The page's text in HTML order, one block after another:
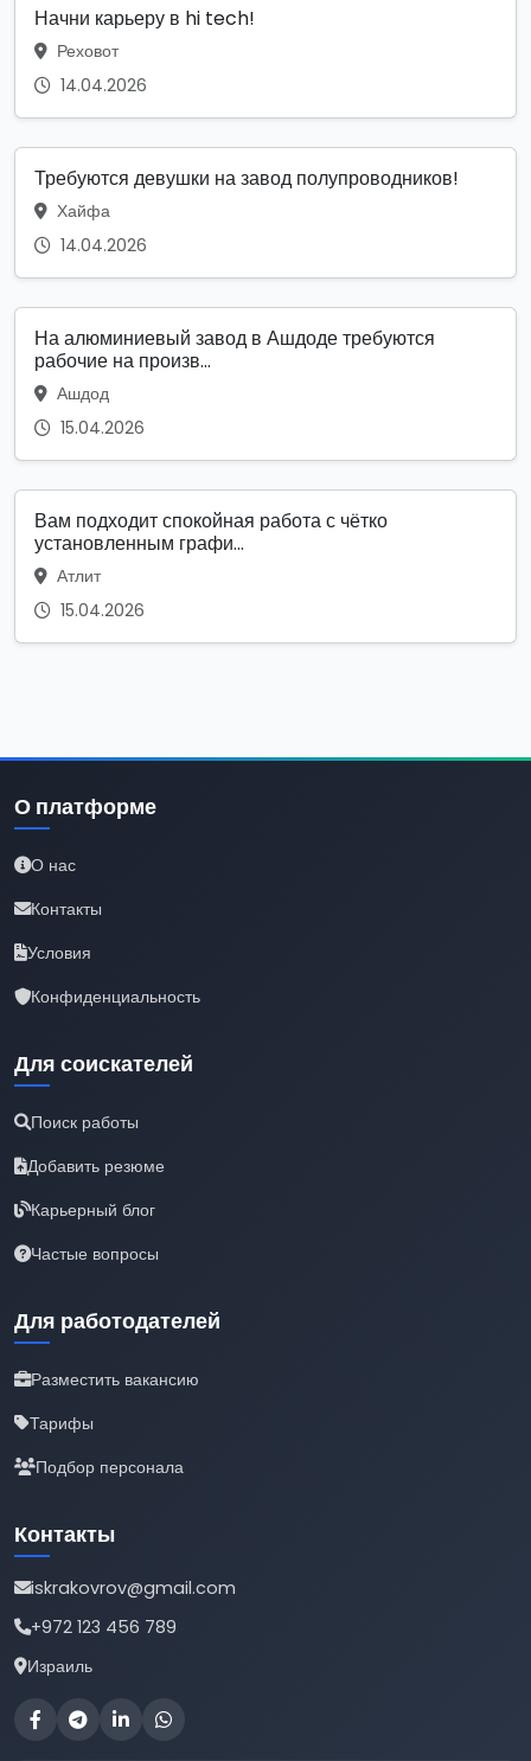
Начни карьеру в hi tech!
Реховот
14.04.2026
Требуются девушки на завод полупроводников!
Хайфа
14.04.2026
На алюминиевый завод в Ашдоде требуются
рабочие на произв...
Ашдод
15.04.2026
Вам подходит спокойная работа с чётко
установленным графи...
Атлит
15.04.2026
О платформе
О нас
Контакты
Условия
Конфиденциальность
Для соискателей
Поиск работы
Добавить резюме
Карьерный блог
Частые вопросы
Для работодателей
Разместить вакансию
Тарифы
Подбор персонала
Контакты
iskrakovrov@gmail.com
+972 123 456 789
Израиль